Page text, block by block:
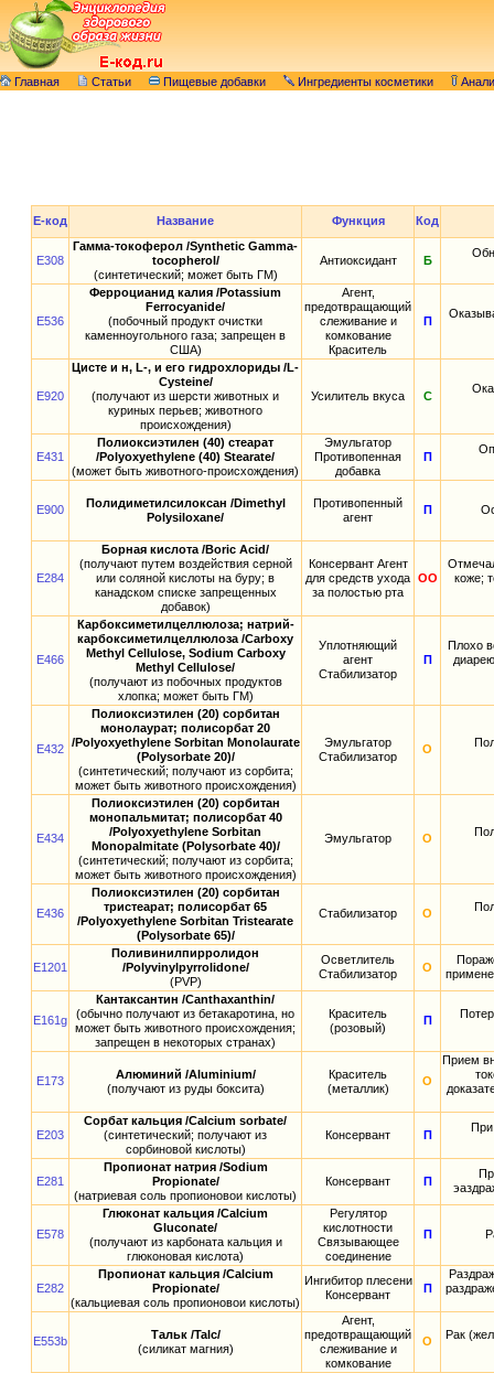
Главная Статьи Пищевые добавки Ингредиенты косметики
E-код Название Функция Код
E308
Гамма-токоферол /Synthetic Gamma-
tocopherol/
(синтетический; может быть ГМ)
Антиоксидант Б
E536
Ферроцианид калия /Potassium
Ferrocyanide/
(побочный продукт очистки
каменноугольного газа; запрещен в
США)
Агент,
предотвращающий
слеживание и
комкование
Краситель
П
E920
Цисте и н, L-, и его гидрохлориды /L-
Cysteine/
(получают из шерсти животных и
куриных перьев; животного
происхождения)
Усилитель вкуса С
E431
Полиоксиэтилен (40) стеарат
/Polyoxyethylene (40) Stearate/
(может быть животного-происхождения)
Эмульгатор
Противопенная
добавка
П
E900
Полидиметилсилоксан /Dimethyl
Polysiloxane/
Противопенный
агент
П
E284
Борная кислота /Boric Acid/
(получают путем воздействия серной
или соляной кислоты на буру; в
канадском списке запрещенных
добавок)
Консервант Агент
для средств ухода
за полостью рта
ОО
коже;
E466
Карбоксиметилцеллюлоза; натрий-
карбоксиметилцеллюлоза /Carboxy
Methyl Cellulose, Sodium Carboxy
Methyl Cellulose/
(получают из побочных продуктов
хлопка; может быть ГМ)
Уплотняющий
агент
Стабилизатор
П
Плохо
E432
Полиоксиэтилен (20) сорбитан
монолаурат; полисорбат 20
/Polyoxyethylene Sorbitan Monolaurate
(Polysorbate 20)/
(синтетический; получают из сорбита;
может быть животного происхождения)
Эмульгатор
Стабилизатор
О
E434
Полиоксиэтилен (20) сорбитан
монопальмитат; полисорбат 40
/Polyoxyethylene Sorbitan
Monopalmitate (Polysorbate 40)/
(синтетический; получают из сорбита;
может быть животного происхождения)
Эмульгатор О
E436
Полиоксиэтилен (20) сорбитан
тристеарат; полисорбат 65
/Polyoxyethylene Sorbitan Tristearate
(Polysorbate 65)/
Стабилизатор О
E1201
Поливинилпирролидон
/Polyvinylpyrrolidone/
(PVP)
Осветлитель
Стабилизатор
О
E161g
Кантаксантин /Canthaxanthin/
(обычно получают из бетакаротина, но
может быть животного происхождения;
запрещен в некоторых странах)
Краситель
(розовый)
П
E173
Алюминий /Aluminium/
(получают из руды боксита)
Краситель
(металлик)
О
Прием
E203
Сорбат кальция /Calcium sorbate/
(синтетический; получают из
сорбиновой кислоты)
Консервант П
При
E281
Пропионат натрия /Sodium
Propionate/
(натриевая соль пропионовои кислоты)
Консервант П
E578
Глюконат кальция /Calcium
Gluconate/
(получают из карбоната кальция и
глюконовая кислота)
Регулятор
кислотности
Связывающее
соединение
П
E282
Пропионат кальция /Calcium
Propionate/
(кальциевая соль пропионовои кислоты)
Ингибитор плесени
Консервант
П
E553b
Тальк /Talc/
(силикат магния)
Агент,
предотвращающий
слеживание и
комкование
О Рак